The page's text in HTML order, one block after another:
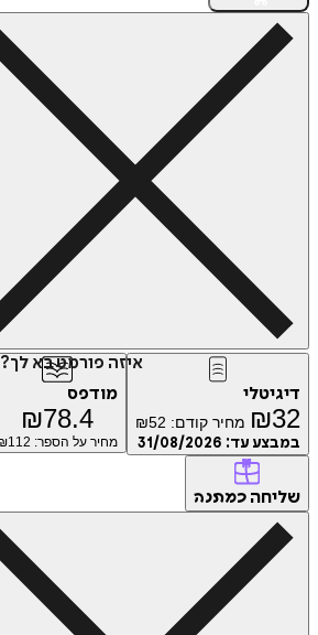
איזה פורמט בא לך?
דיגיטלי
₪32 מחיר קודם: ₪52
במבצע עד: 31/08/2026
מודפס
₪78.4
מחיר על הספר: ₪ 112
שליחה כמתנה